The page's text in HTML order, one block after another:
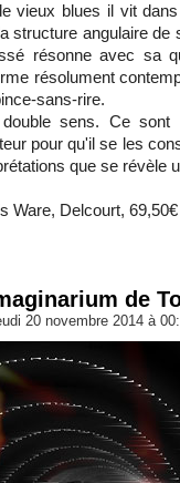
vieux blues il vit
structure angulaire de
résonne avec sa
résolument
sans-rire.
sens. Ce sont
pour qu'il se les
que se révèle
Ware, Delcourt, 69,50€
de
20 novembre 2014 à